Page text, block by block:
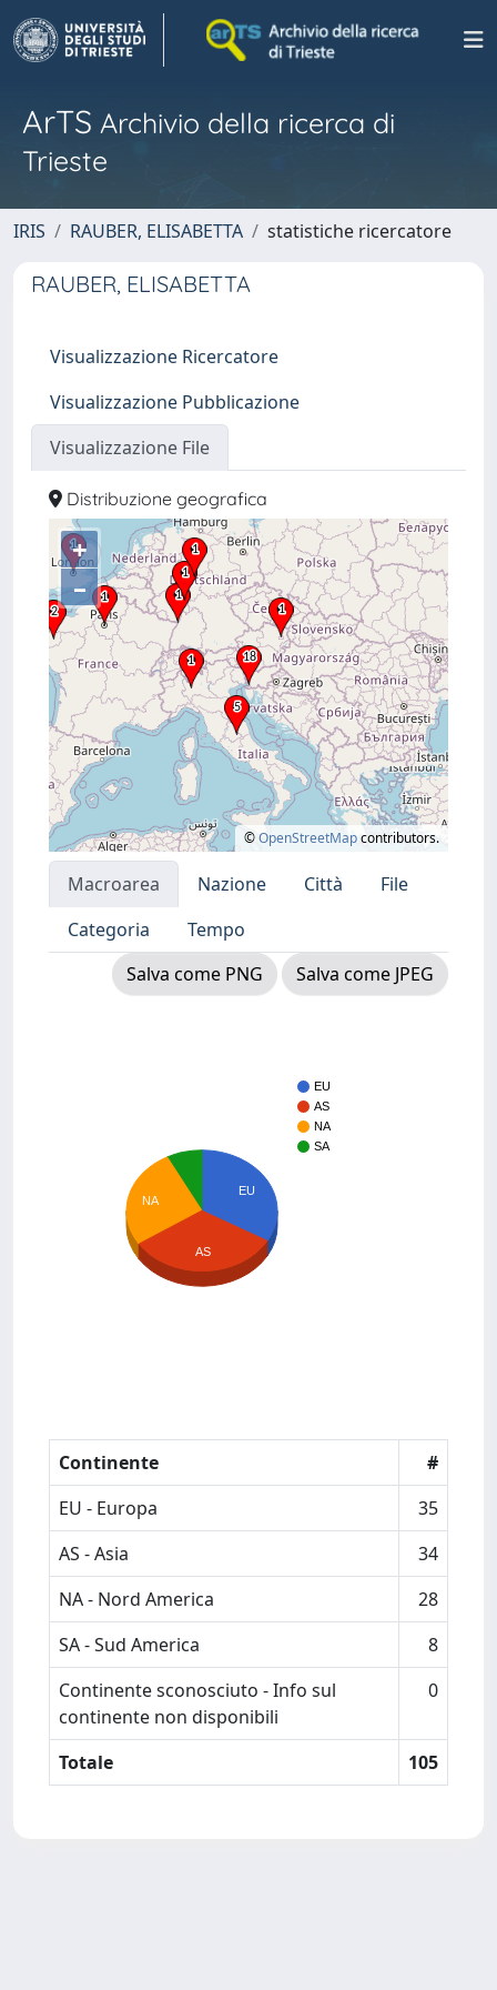
ArTS Archivio della ricerca di
Trieste
IRIS RAUBER, ELISABETTA statistiche ricercatore
RAUBER, ELISABETTA
Visualizzazione Ricercatore
Visualizzazione Pubblicazione
Visualizzazione File
Distribuzione geografica
+
–
©OpenStreetMapcontributors.
Macroarea Nazione Città
File
Categoria
Tempo
Salva come PNG
Salva come JPEG
EU
AS
NA
SA
EU
NA
AS
Continente
#
EU - Europa
35
AS - Asia
34
NA - Nord America
28
SA - Sud America
8
Continente sconosciuto - Info sul
continente non disponibili
0
Totale 105